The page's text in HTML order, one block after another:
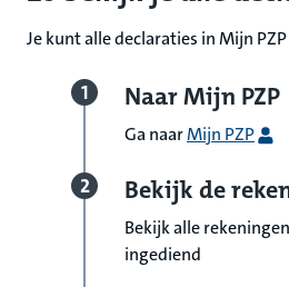
Je kunt alle declaraties in Mijn
Naar Mijn PZP
Ga naarMijn PZP
Bekijk de
Bekijk alle
ingediend